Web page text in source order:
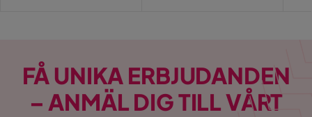
FÅ UNIKA ERBJUDANDEN
– ANMÄL DIG TILL VÅRT